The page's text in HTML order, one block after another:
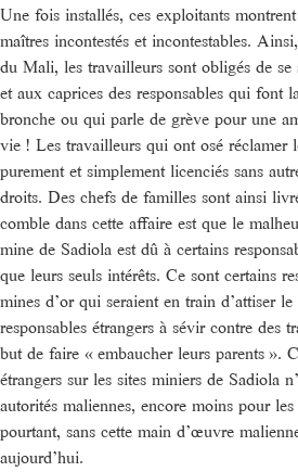
Une fois installés, ces exploitants
maîtres incontestés et incontestables.
du Mali, les travailleurs sont obligés de se
et aux caprices des responsables qui font
bronche ou qui parle de grève pour une
vie ! Les travailleurs qui ont osé réclamer
purement et simplement licenciés sans
droits. Des chefs de familles sont ainsi
comble dans cette affaire est que le
mine de Sadiola est dû à certains
que leurs seuls intérêts. Ce sont certains
mines d’or qui seraient en train d’attiser
responsables étrangers à sévir contre des
but de faire « embaucher leurs parents ».
étrangers sur les sites miniers de Sadiola
autorités maliennes, encore moins pour
pourtant, sans cette main d’œuvre
aujourd’hui.